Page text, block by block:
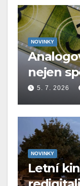
NOVINKY
nejen
5. 7. 2026
NOVINKY
Letní